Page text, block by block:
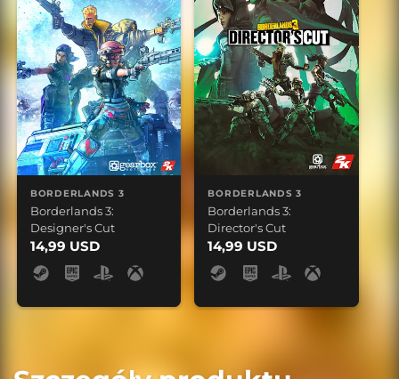
BORDERLANDS 3
Borderlands 3:
Designer's Cut
14,99 USD
BORDERLANDS 3
Borderlands 3:
Director's Cut
14,99 USD